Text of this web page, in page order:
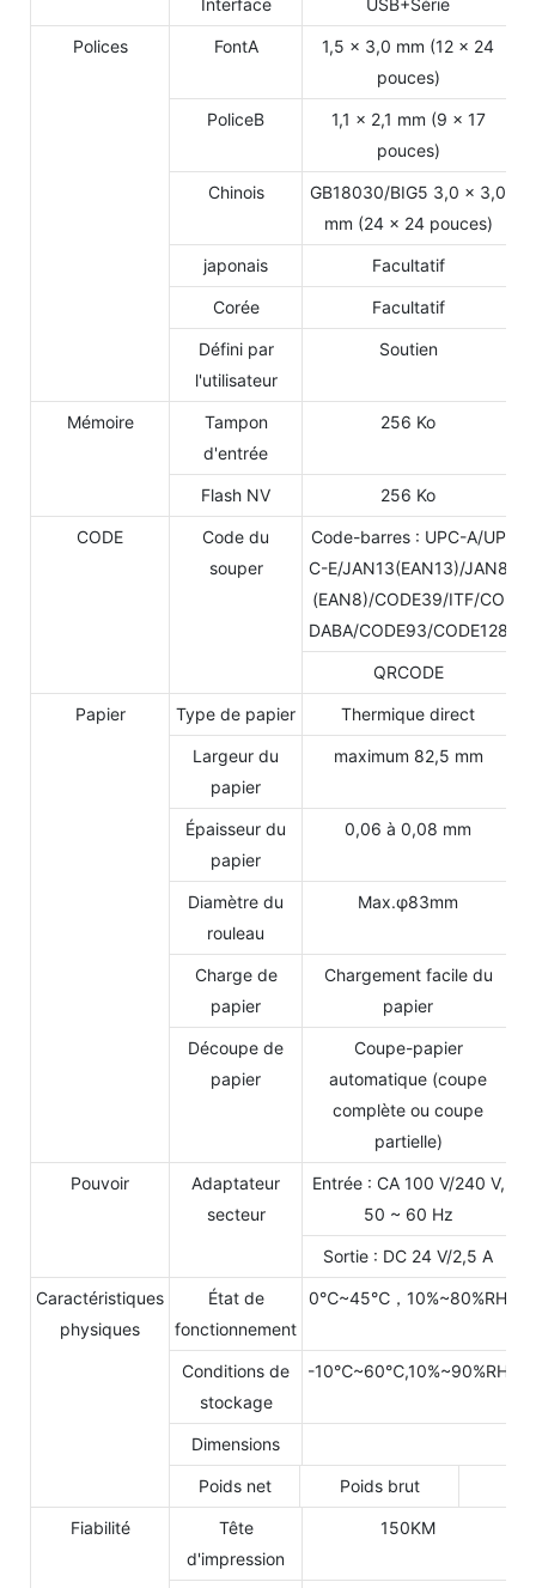
Polices FontA
1,5 × 3,0 mm (12 × 24
pouces)
PoliceB
1,1 × 2,1 mm (9 × 17
pouces)
Chinois
GB18030/BIG5 3,0 × 3,0
mm (24 × 24 pouces)
japonais Facultatif
Corée Facultatif
Défini par
l'utilisateur
Soutien
Mémoire
Tampon
d'entrée
256 Ko
Flash NV 256 Ko
CODE
Code du
souper
Code-barres : UPC-A/UP
C-E/JAN13(EAN13)/JAN8
(EAN8)/CODE39/ITF/CO
DABA/CODE93/CODE128
QRCODE
Papier Type de papier Thermique direct
Largeur du
papier
maximum 82,5 mm
Épaisseur du
papier
0,06 à 0,08 mm
Diamètre du
rouleau
Max.φ83mm
Charge de
papier
Chargement facile du
papier
Découpe de
papier
Coupe-papier
automatique (coupe
complète ou coupe
partielle)
Pouvoir
Adaptateur
secteur
Entrée : CA 100 V/240 V,
50 ~ 60 Hz
Sortie : DC 24 V/2,5 A
Caractéristiques
physiques
État de
fonctionnement
0℃~45℃，10%~80%RH
Conditions de
stockage
-10℃~60℃,10%~90%RH
Dimensions
Poids net Poids brut
Fiabilité
Tête
d'impression
150KM